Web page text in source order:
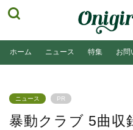
ホーム ニュース 特集 お問
ニュース PR
暴動クラブ 5曲収